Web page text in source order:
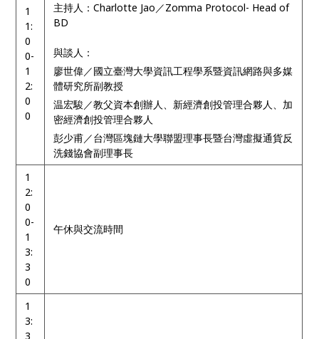
1
1:
0
0-
1
2:
0
0
主持人：Charlotte Jao／Zomma Protocol- Head of
BD
與談人：
廖世偉／國立臺灣大學資訊工程學系暨資訊網路與多媒
體研究所副教授
温宏駿／教父資本創辦人、新經濟創投管理合夥人、加
密經濟創投管理合夥人
彭少甫／台灣區塊鏈大學聯盟理事長暨台灣虛擬通貨反
洗錢協會副理事長
1
2:
0
0-
1
3:
3
0
午休與交流時間
1
3:
3